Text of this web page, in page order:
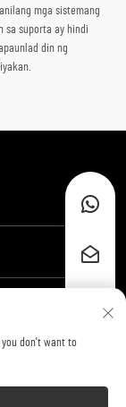
mga sistemang
sa suporta ay hindi
din ng
don't want to